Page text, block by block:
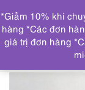
Trang chủ
Túi nhỏ cầm
*Giảm 10% khi
hàng *Các đơn
giá trị đơn hàng